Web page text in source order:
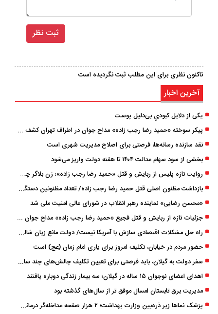
تاکنون نظری برای این مطلب ثبت نگردیده است
آخرین اخبار
یکی از دلایل کبودیِ بی‌دلیل پوست
پیکر سوخته «حمید رضا رجب ‌زاده» مداح جوان در اطراف تهران کشف شد
نقد سازنده رسانه‌ها، فرصتی برای اصلاح مدیریت شهری است
بخشی از سود سهام عدالت ۱۴۰۴ تا هفته دولت واریز می‌شود
روایت تازه پلیس از ربایش و قتل «حمید رضا رجب ‌زاده»؛ زن بلاگر چگونه مداح جوان را به دام انداخت؟
بازداشت مظنون اصلی قتل حمید رضا رجب‌ زاده/ تعداد مظنونین دستگیر شده به ۵ نفر رسید
«محسن رضایی» نماینده رهبر انقلاب در شورای عالی امنیت ملی شد
جزئیات تازه از ربایش و قتل فجیع «حمید رضا رجب زاده» مداح جوان تهرانی؛ ۴ متهم بازداشت شدند
راه حل مشکلات اقتصادی سازش با آمریکا نیست/ دولت مانع زیان شالیکاران شود
حضور مردم در خیابان، تکلیف امروز برای یاری امام زمان (عج) است
سفر دولت به گیلان، باید فرصتی برای تعیین تکلیف چالش‌های چند ساله استان باشد
اهدای اعضای نوجوان ۱۵ ساله در گیلان؛ سه بیمار زندگی دوباره یافتند
مدیریت برق تابستان امسال موفق ‌تر از سال‌های گذشته بود
پزشک ‌نماها زیر ذره‌بین وزارت بهداشت؛ ۲ هزار صفحه مداخله‌گر درمانی مسدود شد